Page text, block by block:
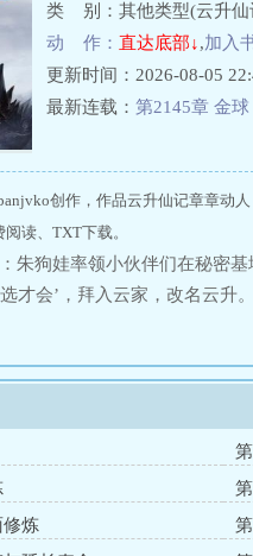
类 别：其他类型(云升仙
动 作： 直达底部↓,加入
更新时间：2026-08-05
最新连载： 第2145章 金球
创作，作品云升仙记章章动
读、TXT下载。
朱狗娃率领小伙伴们在秘密
才会’，拜入云家，改名云
修炼